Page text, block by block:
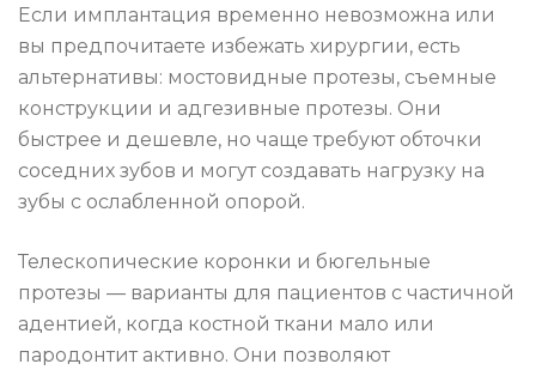
Если имплантация временно невозможна или
вы предпочитаете избежать хирургии, есть
альтернативы: мостовидные протезы, съемные
конструкции и адгезивные протезы. Они
быстрее и дешевле, но чаще требуют обточки
соседних зубов и могут создавать нагрузку на
зубы с ослабленной опорой.
Телескопические коронки и бюгельные
протезы — варианты для пациентов с частичной
адентией, когда костной ткани мало или
пародонтит активно. Они позволяют